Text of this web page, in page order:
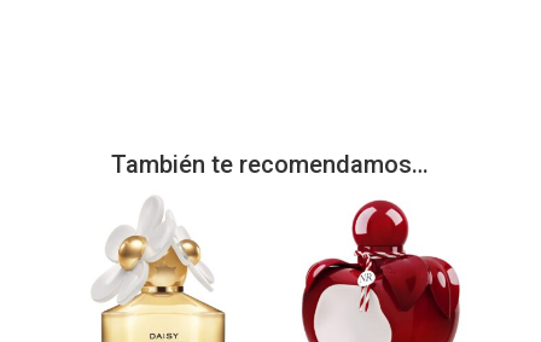
También te recomendamos…